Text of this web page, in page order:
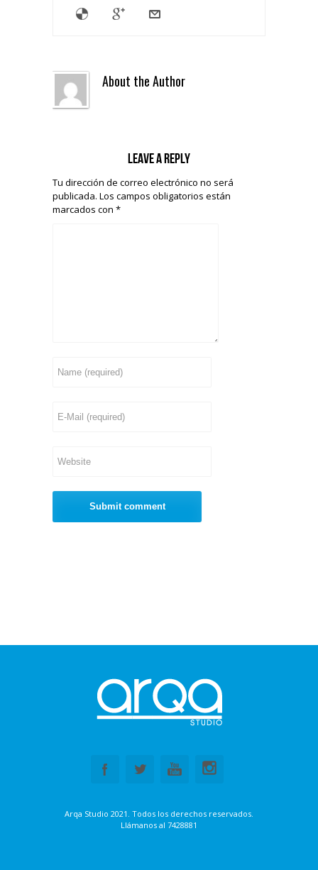
About the Author
Leave a reply
Tu dirección de correo electrónico no será
publicada. Los campos obligatorios están
marcados con *
Arqa Studio 2021. Todos los derechos reservados.
Llámanos al 7428881